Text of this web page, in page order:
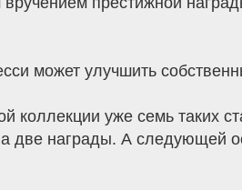
может улучшить
коллекции уже семь таких
две награды. А следующей